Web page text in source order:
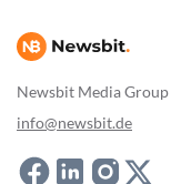
Newsbit Media Group
info@newsbit.de